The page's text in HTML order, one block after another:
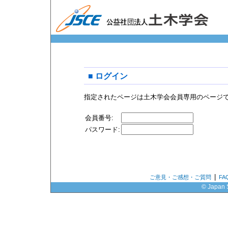
■ ログイン
指定されたページは土木学会会員専用のページ
会員番号:
パスワード:
ご意見・ご感想・ご質問
© Japan